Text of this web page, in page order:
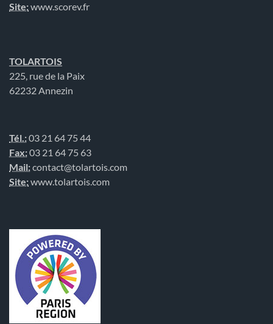
Site:www.scorev.fr
TOLARTOIS
225, rue de la Paix
62232 Annezin
Tél.:03 21 64 75 44
Fax:03 21 64 75 63
Mail:contact@tolartois.com
Site:www.tolartois.com